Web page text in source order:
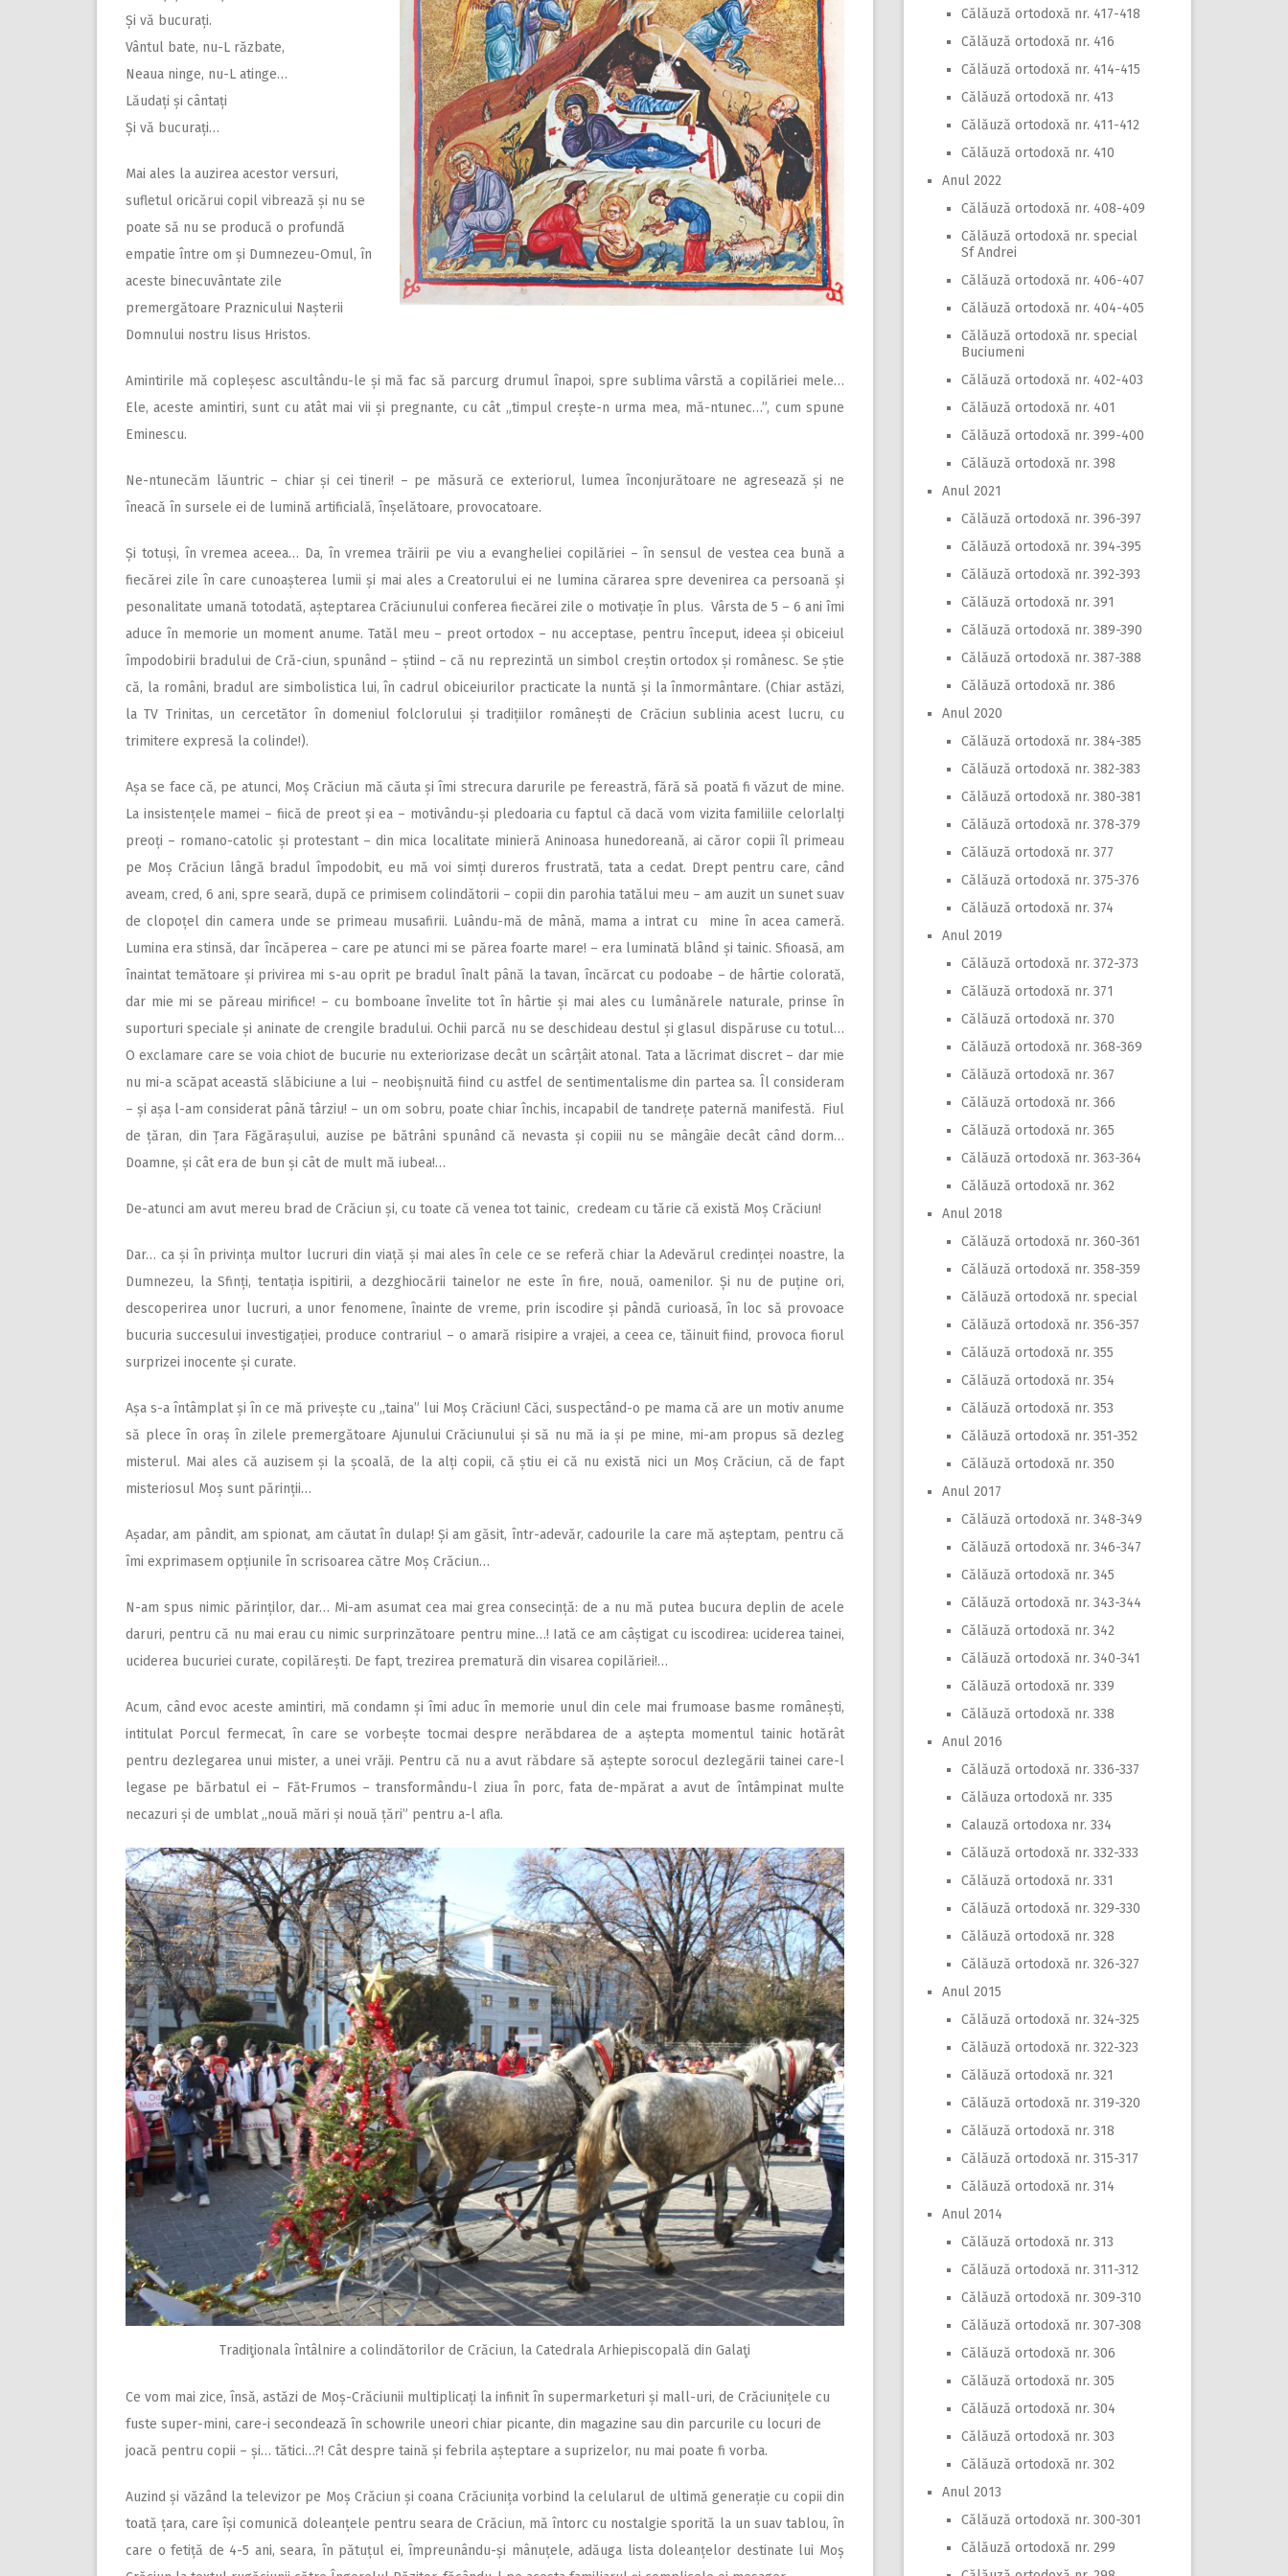
Și vă bucurați.
Vântul bate, nu-L răzbate,
Neaua ninge, nu-L atinge…
Lăudați și cântați
Și vă bucurați…
Mai ales la auzirea acestor versuri,
sufletul oricărui copil vibrează și nu se
poate să nu se producă o profundă
empatie între om și Dumnezeu-Omul, în
aceste binecuvântate zile
premergătoare Praznicului Nașterii
Domnului nostru Iisus Hristos.
Amintirile mă copleșesc ascultându-le și mă fac să parcurg drumul înapoi, spre sublima vârstă a copilăriei mele…
Ele, aceste amintiri, sunt cu atât mai vii și pregnante, cu cât „timpul crește-n urma mea, mă-ntunec…”, cum spune
Eminescu.
Ne-ntunecăm lăuntric – chiar și cei tineri! – pe măsură ce exteriorul, lumea înconjurătoare ne agresează și ne
îneacă în sursele ei de lumină artificială, înșelătoare, provocatoare.
Și totuși, în vremea aceea… Da, în vremea trăirii pe viu a evangheliei copilăriei – în sensul de vestea cea bună a
fiecărei zile în care cunoașterea lumii și mai ales a Creatorului ei ne lumina cărarea spre devenirea ca persoană și
pesonalitate umană totodată, așteptarea Crăciunului conferea fiecărei zile o motivație în plus. Vârsta de 5 – 6 ani îmi
aduce în memorie un moment anume. Tatăl meu – preot ortodox – nu acceptase, pentru început, ideea și obiceiul
împodobirii bradului de Cră-ciun, spunând – știind – că nu reprezintă un simbol creștin ortodox și românesc. Se știe
că, la români, bradul are simbolistica lui, în cadrul obiceiurilor practicate la nuntă și la înmormântare. (Chiar astăzi,
la TV Trinitas, un cercetător în domeniul folclorului și tradițiilor românești de Crăciun sublinia acest lucru, cu
trimitere expresă la colinde!).
Așa se face că, pe atunci, Moș Crăciun mă căuta și îmi strecura darurile pe fereastră, fără să poată fi văzut de mine.
La insistențele mamei – fiică de preot și ea – motivându-și pledoaria cu faptul că dacă vom vizita familiile celorlalți
preoți – romano-catolic și protestant – din mica localitate minieră Aninoasa hunedoreană, ai căror copii îl primeau
pe Moș Crăciun lângă bradul împodobit, eu mă voi simți dureros frustrată, tata a cedat. Drept pentru care, când
aveam, cred, 6 ani, spre seară, după ce primisem colindătorii – copii din parohia tatălui meu – am auzit un sunet suav
de clopoțel din camera unde se primeau musafirii. Luându-mă de mână, mama a intrat cu mine în acea cameră.
Lumina era stinsă, dar încăperea – care pe atunci mi se părea foarte mare! – era luminată blând și tainic. Sfioasă, am
înaintat temătoare și privirea mi s-au oprit pe bradul înalt până la tavan, încărcat cu podoabe – de hârtie colorată,
dar mie mi se păreau mirifice! – cu bomboane învelite tot în hârtie și mai ales cu lumânărele naturale, prinse în
suporturi speciale și aninate de crengile bradului. Ochii parcă nu se deschideau destul și glasul dispăruse cu totul…
O exclamare care se voia chiot de bucurie nu exteriorizase decât un scârțâit atonal. Tata a lăcrimat discret – dar mie
nu mi-a scăpat această slăbiciune a lui – neobișnuită fiind cu astfel de sentimentalisme din partea sa. Îl consideram
– și așa l-am considerat până târziu! – un om sobru, poate chiar închis, incapabil de tandrețe paternă manifestă. Fiul
de țăran, din Țara Făgărașului, auzise pe bătrâni spunând că nevasta și copiii nu se mângâie decât când dorm…
Doamne, și cât era de bun și cât de mult mă iubea!…
De-atunci am avut mereu brad de Crăciun și, cu toate că venea tot tainic, credeam cu tărie că există Moș Crăciun!
Dar… ca și în privința multor lucruri din viață și mai ales în cele ce se referă chiar la Adevărul credinței noastre, la
Dumnezeu, la Sfinți, tentația ispitirii, a dezghiocării tainelor ne este în fire, nouă, oamenilor. Și nu de puține ori,
descoperirea unor lucruri, a unor fenomene, înainte de vreme, prin iscodire și pândă curioasă, în loc să provoace
bucuria succesului investigației, produce contrariul – o amară risipire a vrajei, a ceea ce, tăinuit fiind, provoca fiorul
surprizei inocente și curate.
Așa s-a întâmplat și în ce mă privește cu ,,taina” lui Moș Crăciun! Căci, suspectând-o pe mama că are un motiv anume
să plece în oraș în zilele premergătoare Ajunului Crăciunului și să nu mă ia și pe mine, mi-am propus să dezleg
misterul. Mai ales că auzisem și la școală, de la alți copii, că știu ei că nu există nici un Moș Crăciun, că de fapt
misteriosul Moș sunt părinții…
Așadar, am pândit, am spionat, am căutat în dulap! Și am găsit, într-adevăr, cadourile la care mă așteptam, pentru că
îmi exprimasem opțiunile în scrisoarea către Moș Crăciun…
N-am spus nimic părinților, dar… Mi-am asumat cea mai grea consecință: de a nu mă putea bucura deplin de acele
daruri, pentru că nu mai erau cu nimic surprinzătoare pentru mine…! Iată ce am câștigat cu iscodirea: uciderea tainei,
uciderea bucuriei curate, copilărești. De fapt, trezirea prematură din visarea copilăriei!…
Acum, când evoc aceste amintiri, mă condamn și îmi aduc în memorie unul din cele mai frumoase basme românești,
intitulat Porcul fermecat, în care se vorbește tocmai despre nerăbdarea de a aștepta momentul tainic hotărât
pentru dezlegarea unui mister, a unei vrăji. Pentru că nu a avut răbdare să aștepte sorocul dezlegării tainei care-l
legase pe bărbatul ei – Făt-Frumos – transformându-l ziua în porc, fata de-mpărat a avut de întâmpinat multe
necazuri și de umblat ,,nouă mări și nouă țări” pentru a-l afla.
Tradiţionala întâlnire a colindătorilor de Crăciun, la Catedrala Arhiepiscopală din Galaţi
Ce vom mai zice, însă, astăzi de Moș-Crăciunii multiplicați la infinit în supermarketuri și mall-uri, de Crăciunițele cu
fuste super-mini, care-i secondează în schowrile uneori chiar picante, din magazine sau din parcurile cu locuri de
joacă pentru copii – și… tătici…?! Cât despre taină și febrila așteptare a suprizelor, nu mai poate fi vorba.
Auzind și văzând la televizor pe Moș Crăciun și coana Crăciunița vorbind la celularul de ultimă generație cu copii din
toată țara, care își comunică doleanțele pentru seara de Crăciun, mă întorc cu nostalgie sporită la un suav tablou, în
care o fetiță de 4-5 ani, seara, în pătuțul ei, împreunându-și mânuțele, adăuga lista doleanțelor destinate lui Moș
Călăuză ortodoxă nr. 417-418
Călăuză ortodoxă nr. 416
Călăuză ortodoxă nr. 414-415
Călăuză ortodoxă nr. 413
Călăuză ortodoxă nr. 411-412
Călăuză ortodoxă nr. 410
Anul 2022
Călăuză ortodoxă nr. 408-409
Călăuză ortodoxă nr. special
Sf Andrei
Călăuză ortodoxă nr. 406-407
Călăuză ortodoxă nr. 404-405
Călăuză ortodoxă nr. special
Buciumeni
Călăuză ortodoxă nr. 402-403
Călăuză ortodoxă nr. 401
Călăuză ortodoxă nr. 399-400
Călăuză ortodoxă nr. 398
Anul 2021
Călăuză ortodoxă nr. 396-397
Călăuză ortodoxă nr. 394-395
Călăuză ortodoxă nr. 392-393
Călăuză ortodoxă nr. 391
Călăuză ortodoxă nr. 389-390
Călăuză ortodoxă nr. 387-388
Călăuză ortodoxă nr. 386
Anul 2020
Călăuză ortodoxă nr. 384-385
Călăuză ortodoxă nr. 382-383
Călăuză ortodoxă nr. 380-381
Călăuză ortodoxă nr. 378-379
Călăuză ortodoxă nr. 377
Călăuză ortodoxă nr. 375-376
Călăuză ortodoxă nr. 374
Anul 2019
Călăuză ortodoxă nr. 372-373
Călăuză ortodoxă nr. 371
Călăuză ortodoxă nr. 370
Călăuză ortodoxă nr. 368-369
Călăuză ortodoxă nr. 367
Călăuză ortodoxă nr. 366
Călăuză ortodoxă nr. 365
Călăuză ortodoxă nr. 363-364
Călăuză ortodoxă nr. 362
Anul 2018
Călăuză ortodoxă nr. 360-361
Călăuză ortodoxă nr. 358-359
Călăuză ortodoxă nr. special
Călăuză ortodoxă nr. 356-357
Călăuză ortodoxă nr. 355
Călăuză ortodoxă nr. 354
Călăuză ortodoxă nr. 353
Călăuză ortodoxă nr. 351-352
Călăuză ortodoxă nr. 350
Anul 2017
Călăuză ortodoxă nr. 348-349
Călăuză ortodoxă nr. 346-347
Călăuză ortodoxă nr. 345
Călăuză ortodoxă nr. 343-344
Călăuză ortodoxă nr. 342
Călăuză ortodoxă nr. 340-341
Călăuză ortodoxă nr. 339
Călăuză ortodoxă nr. 338
Anul 2016
Călăuză ortodoxă nr. 336-337
Călăuza ortodoxă nr. 335
Calauză ortodoxa nr. 334
Călăuză ortodoxă nr. 332-333
Călăuză ortodoxă nr. 331
Călăuză ortodoxă nr. 329-330
Călăuză ortodoxă nr. 328
Călăuză ortodoxă nr. 326-327
Anul 2015
Călăuză ortodoxă nr. 324-325
Călăuză ortodoxă nr. 322-323
Călăuză ortodoxă nr. 321
Călăuză ortodoxă nr. 319-320
Călăuză ortodoxă nr. 318
Călăuză ortodoxă nr. 315-317
Călăuză ortodoxă nr. 314
Anul 2014
Călăuză ortodoxă nr. 313
Călăuză ortodoxă nr. 311-312
Călăuză ortodoxă nr. 309-310
Călăuză ortodoxă nr. 307-308
Călăuză ortodoxă nr. 306
Călăuză ortodoxă nr. 305
Călăuză ortodoxă nr. 304
Călăuză ortodoxă nr. 303
Călăuză ortodoxă nr. 302
Anul 2013
Călăuză ortodoxă nr. 300-301
Călăuză ortodoxă nr. 299